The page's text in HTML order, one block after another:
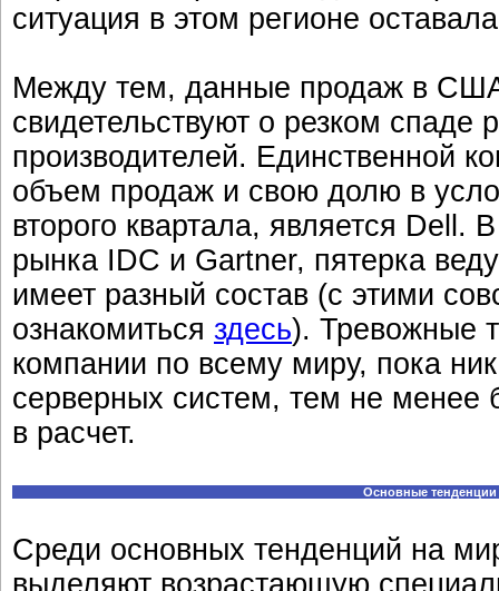
ситуация в этом регионе
Между тем, данные продаж в
свидетельствуют о резком
производителей. Единственной
объем продаж и свою долю в
второго квартала, является Dell.
рынка IDC и Gartner, пятерка
имеет разный состав (с этими
ознакомиться здесь). Тревожные
компании по всему миру, пока
серверных систем, тем не
в расчет.
Основные
Среди основных тенденций на
выделяют возрастающую